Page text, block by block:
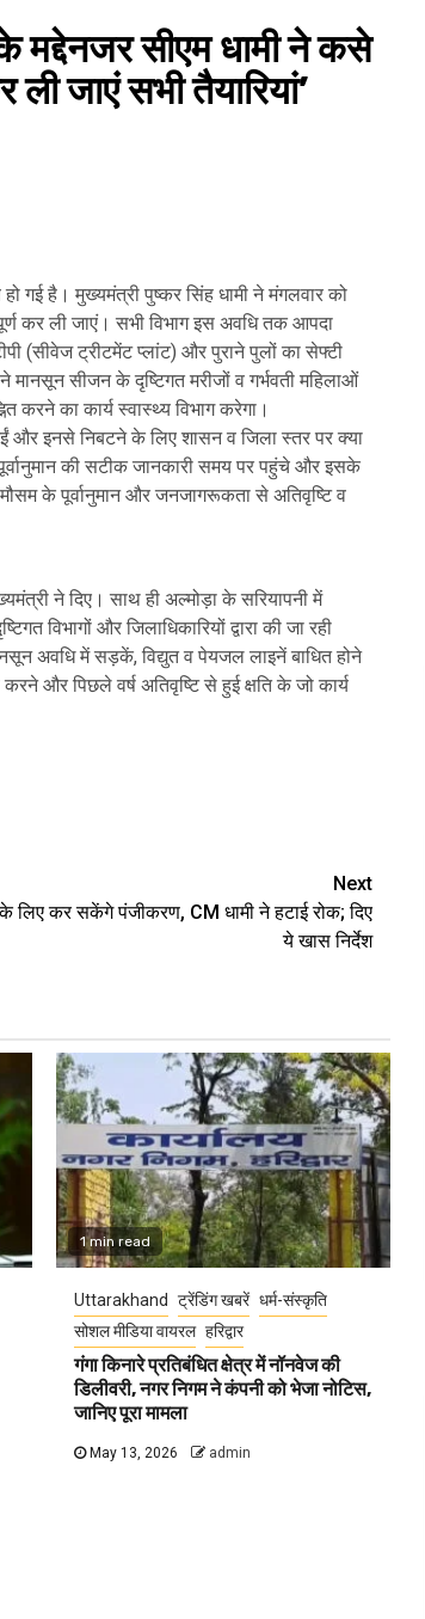
सीएम धामी ने कसे
जाएं सभी तैयारियां’
गई है। मुख्यमंत्री पुष्कर सिंह धामी ने मंगलवार को
कर ली जाएं। सभी विभाग इस अवधि तक आपदा
(सीवेज ट्रीटमेंट प्लांट) और पुराने पुलों का सेफ्टी
मानसून सीजन के दृष्टिगत मरीजों व गर्भवती महिलाओं
करने का कार्य स्वास्थ्य विभाग करेगा।
और इनसे निबटने के लिए शासन व जिला स्तर पर क्या
की सटीक जानकारी समय पर पहुंचे और इसके
के पूर्वानुमान और जनजागरूकता से अतिवृष्टि व
ने दिए। साथ ही अल्मोड़ा के सरियापनी में
विभागों और जिलाधिकारियों द्वारा की जा रही
अवधि में सड़कें, विद्युत व पेयजल लाइनें बाधित होने
और पिछले वर्ष अतिवृष्टि से हुई क्षति के जो कार्य
Next
के लिए कर सकेंगे पंजीकरण, CM धामी ने हटाई रोक; दिए
ये खास निर्देश
1 min read
Uttarakhand ट्रेंडिंग खबरें धर्म-संस्कृति
सोशल मीडिया वायरल हरिद्वार
गंगा किनारे प्रतिबंधित क्षेत्र में नॉनवेज की
डिलीवरी, नगर निगम ने कंपनी को भेजा नोटिस,
जानिए पूरा मामला
May 13, 2026 admin